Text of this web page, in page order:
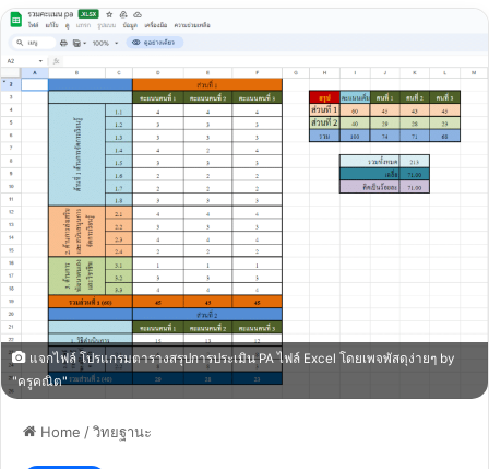
แจกไฟล์ โปรแกรมตารางสรุปการประเมิน PA ไฟล์ Excel โดยเพจพัสดุง่ายๆ by
"ครูคณิต"
Home /วิทยฐานะ